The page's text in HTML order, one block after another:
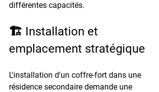
différentes capacités.
🏗️ Installation et
emplacement stratégique
L'installation d'un coffre-fort dans une
résidence secondaire demande une